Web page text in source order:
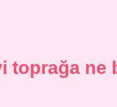
toprağa ne